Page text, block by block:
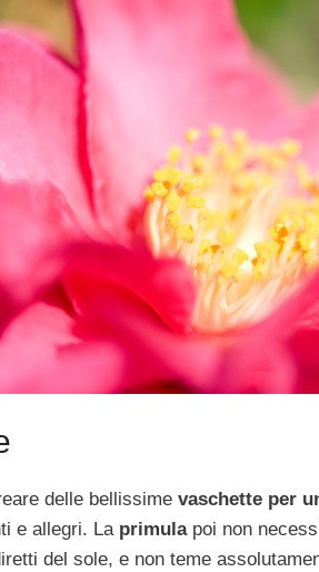
delle bellissime vaschette per
e allegri. La primulapoi non
del sole, e non teme